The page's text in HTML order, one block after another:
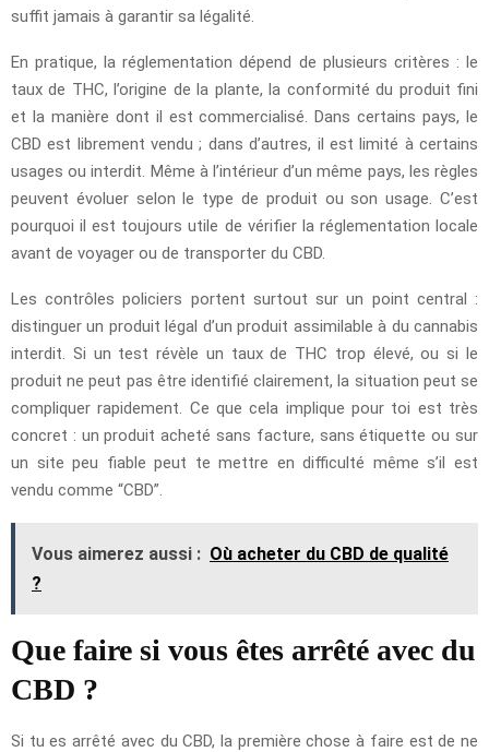
suffit jamais à garantir sa légalité.
En pratique, la réglementation dépend de plusieurs critères : le
taux de THC, l’origine de la plante, la conformité du produit fini
et la manière dont il est commercialisé. Dans certains pays, le
CBD est librement vendu ; dans d’autres, il est limité à certains
usages ou interdit. Même à l’intérieur d’un même pays, les règles
peuvent évoluer selon le type de produit ou son usage. C’est
pourquoi il est toujours utile de vérifier la réglementation locale
avant de voyager ou de transporter du CBD.
Les contrôles policiers portent surtout sur un point central :
distinguer un produit légal d’un produit assimilable à du cannabis
interdit. Si un test révèle un taux de THC trop élevé, ou si le
produit ne peut pas être identifié clairement, la situation peut se
compliquer rapidement. Ce que cela implique pour toi est très
concret : un produit acheté sans facture, sans étiquette ou sur
un site peu fiable peut te mettre en difficulté même s’il est
vendu comme “CBD”.
Vous aimerez aussi : Où acheter du CBD de qualité
?
Que faire si vous êtes arrêté avec du
CBD ?
Si tu es arrêté avec du CBD, la première chose à faire est de ne